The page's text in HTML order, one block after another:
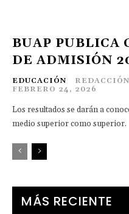
BUAP PUBLICA
DE ADMISIÓN
EDUCACIÓN
FEBRERO 24, 2026
Los resultados se darán a
medio superior como superior.
MÁS RECIENTE